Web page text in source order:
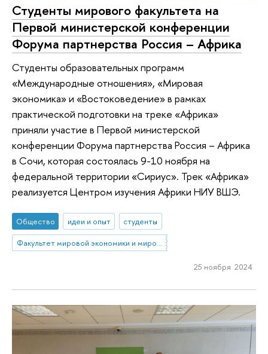
Студенты мирового факультета на
Первой министерской конференции
Форума партнерства Россия – Африка
Студенты образовательных программ
«Международные отношения», «Мировая
экономика» и «Востоковедение» в рамках
практической подготовки на треке «Африка»
приняли участие в Первой министерской
конференции Форума партнерства Россия – Африка
в Сочи, которая состоялась 9-10 ноября на
федеральной территории «Сириус». Трек «Африка»
реализуется Центром изучения Африки НИУ ВШЭ.
Общество идеи и опыт
студенты
Факультет мировой экономики и мировой политики
25 ноября 2024